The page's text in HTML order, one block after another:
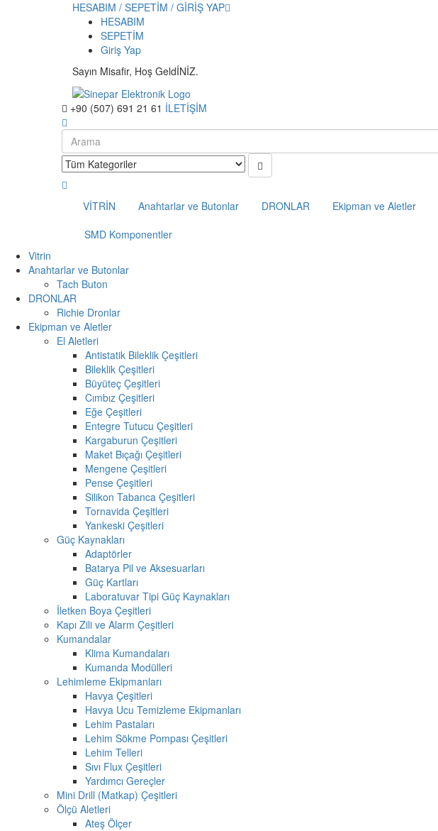
HESABIM / SEPETİM / GİRİŞ YAP
HESABIM
SEPETİM
Giriş Yap
Sayın Misafir, Hoş GeldİNİZ.
+90 (507) 691 21 61 İLETİŞİM
VİTRİN Anahtarlar ve Butonlar DRONLAR Ekipman ve Aletler
SMD Komponentler
Vitrin
Anahtarlar ve Butonlar
Tach Buton
DRONLAR
Richie Dronlar
Ekipman ve Aletler
El Aletleri
Antistatik Bileklik Çeşitleri
Bileklik Çeşitleri
Büyüteç Çeşitleri
Cımbız Çeşitleri
Eğe Çeşitleri
Entegre Tutucu Çeşitleri
Kargaburun Çeşitleri
Maket Bıçağı Çeşitleri
Mengene Çeşitleri
Pense Çeşitleri
Silikon Tabanca Çeşitleri
Tornavida Çeşitleri
Yankeski Çeşitleri
Güç Kaynakları
Adaptörler
Batarya Pil ve Aksesuarları
Güç Kartları
Laboratuvar Tipi Güç Kaynakları
İletken Boya Çeşitleri
Kapı Zili ve Alarm Çeşitleri
Kumandalar
Klima Kumandaları
Kumanda Modülleri
Lehimleme Ekipmanları
Havya Çeşitleri
Havya Ucu Temizleme Ekipmanları
Lehim Pastaları
Lehim Sökme Pompası Çeşitleri
Lehim Telleri
Sıvı Flux Çeşitleri
Yardımcı Gereçler
Mini Drill (Matkap) Çeşitleri
Ölçü Aletleri
Ateş Ölçer